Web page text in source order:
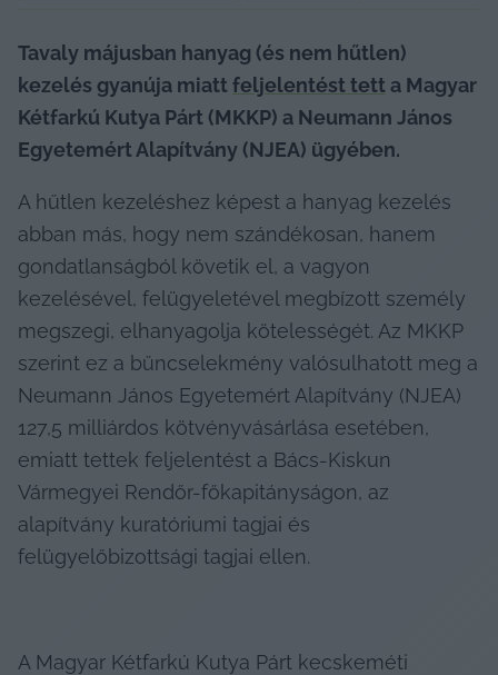
Tavaly májusban hanyag (és nem hűtlen)
kezelés gyanúja miatt feljelentést tett a Magyar
Kétfarkú Kutya Párt (MKKP) a Neumann János
Egyetemért Alapítvány (NJEA) ügyében.
A hűtlen kezeléshez képest a hanyag kezelés
abban más, hogy nem szándékosan, hanem
gondatlanságból követik el, a vagyon
kezelésével, felügyeletével megbízott személy
megszegi, elhanyagolja kötelességét. Az MKKP
szerint ez a bűncselekmény valósulhatott meg a
Neumann János Egyetemért Alapítvány (NJEA)
127,5 milliárdos kötvényvásárlása esetében,
emiatt tettek feljelentést a Bács-Kiskun
Vármegyei Rendőr-főkapitányságon, az
alapítvány kuratóriumi tagjai és
felügyelőbizottsági tagjai ellen.
A Magyar Kétfarkú Kutya Párt kecskeméti